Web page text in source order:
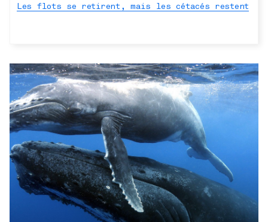
Les flots se retirent, mais les cétacés restent